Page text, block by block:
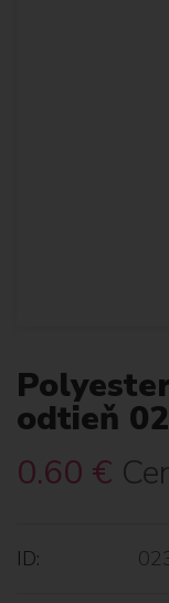
odtieň
0.60 €
ID: